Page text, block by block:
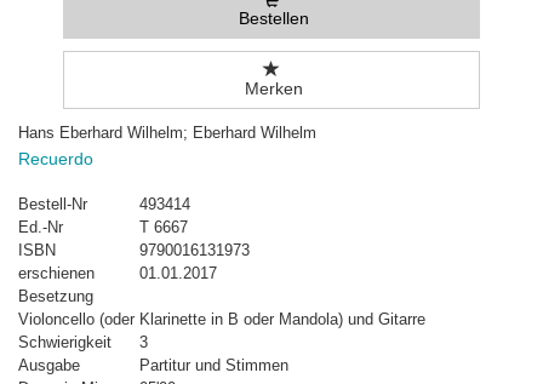
Bestellen
Merken
Hans Eberhard Wilhelm; Eberhard Wilhelm
Recuerdo
Bestell-Nr
493414
Ed.-Nr
T 6667
ISBN
9790016131973
erschienen
01.01.2017
Besetzung
Violoncello (oder Klarinette in B oder Mandola) und Gitarre
Schwierigkeit
3
Ausgabe
Partitur und Stimmen